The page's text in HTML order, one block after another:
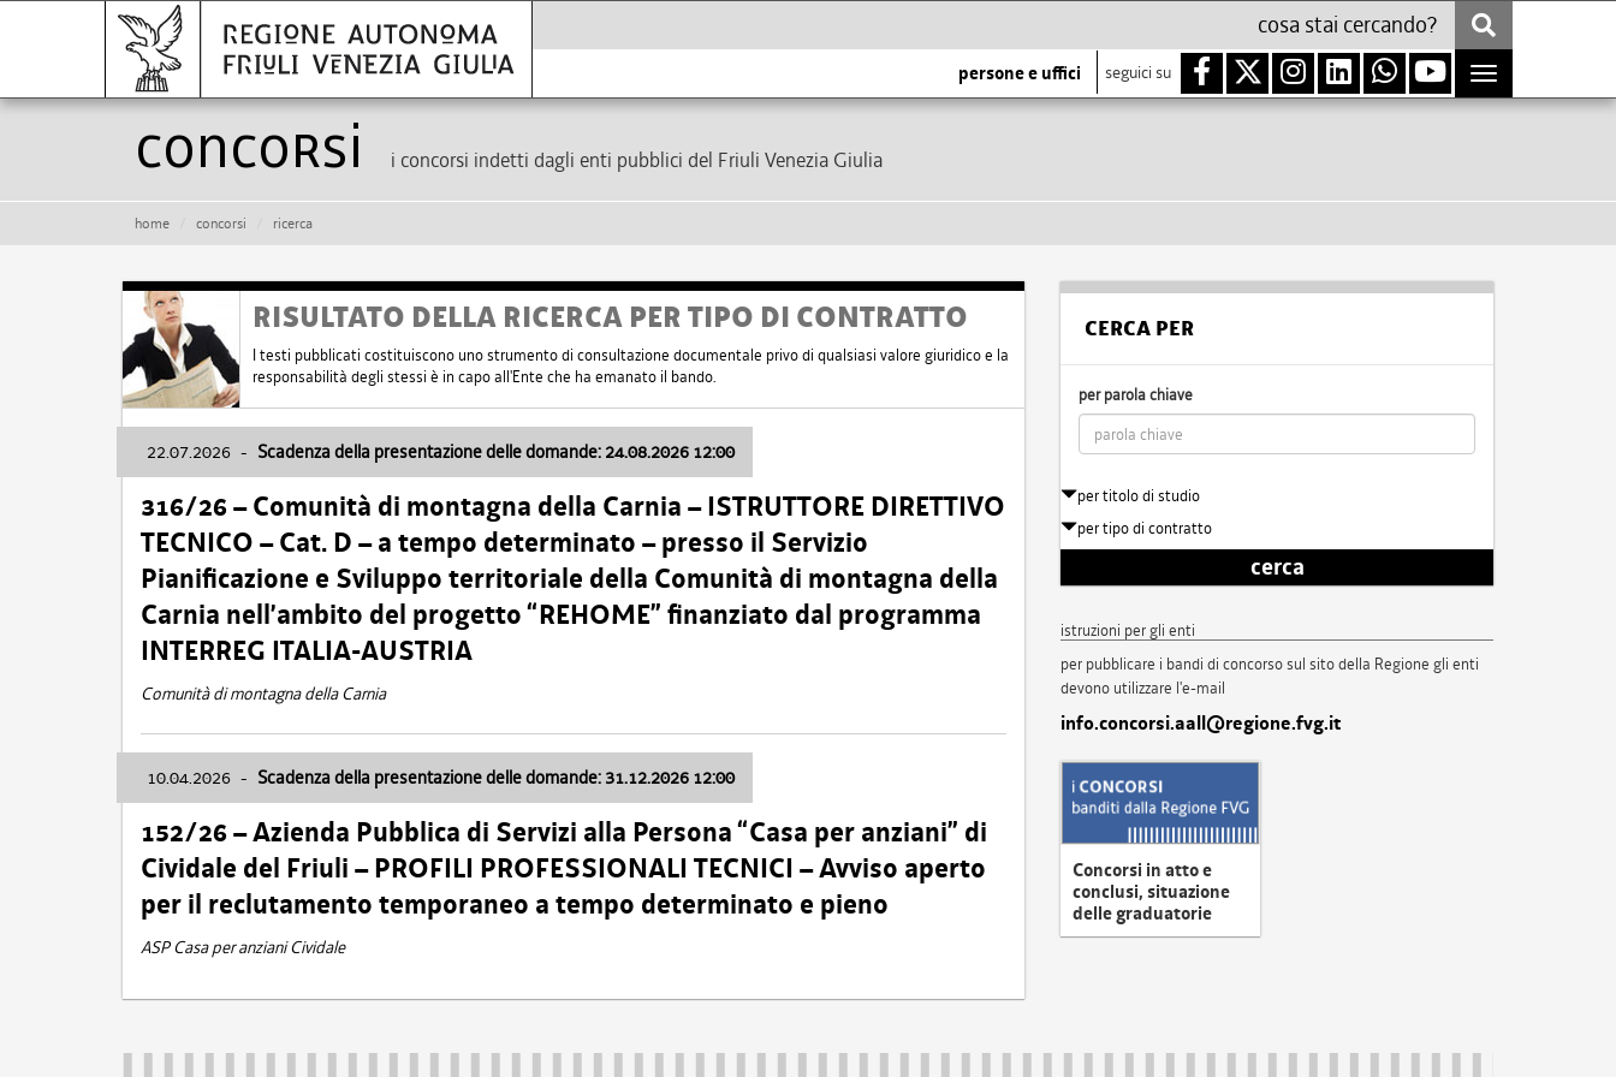
persone e uffici seguici su
Toggle
navigation
Concorsi i concorsi indetti dagli enti pubblici del Friuli Venezia Giulia
home concorsi ricerca
RISULTATO DELLA RICERCA PER TIPO DI CONTRATTO
I testi pubblicati costituiscono uno strumento di consultazione documentale privo di qualsiasi valore giuridico e la
responsabilità degli stessi è in capo all'Ente che ha emanato il bando.
22.07.2026 - Scadenza della presentazione delle domande: 24.08.2026 12:00
316/26 – Comunità di montagna della Carnia – ISTRUTTORE DIRETTIVO
TECNICO – Cat. D – a tempo determinato – presso il Servizio
Pianificazione e Sviluppo territoriale della Comunità di montagna della
Carnia nell’ambito del progetto “REHOME” finanziato dal programma
INTERREG ITALIA-AUSTRIA
Comunità di montagna della Carnia
10.04.2026 - Scadenza della presentazione delle domande: 31.12.2026 12:00
152/26 – Azienda Pubblica di Servizi alla Persona “Casa per anziani” di
Cividale del Friuli – PROFILI PROFESSIONALI TECNICI – Avviso aperto
per il reclutamento temporaneo a tempo determinato e pieno
ASP Casa per anziani Cividale
CERCA PER
per parola chiave
per titolo di studio
per tipo di contratto
cerca
istruzioni per gli enti
per pubblicare i bandi di concorso sul sito della Regione gli enti
devono utilizzare l'e-mail
info.concorsi.aall@regione.fvg.it
Concorsi in atto e
conclusi, situazione
delle graduatorie